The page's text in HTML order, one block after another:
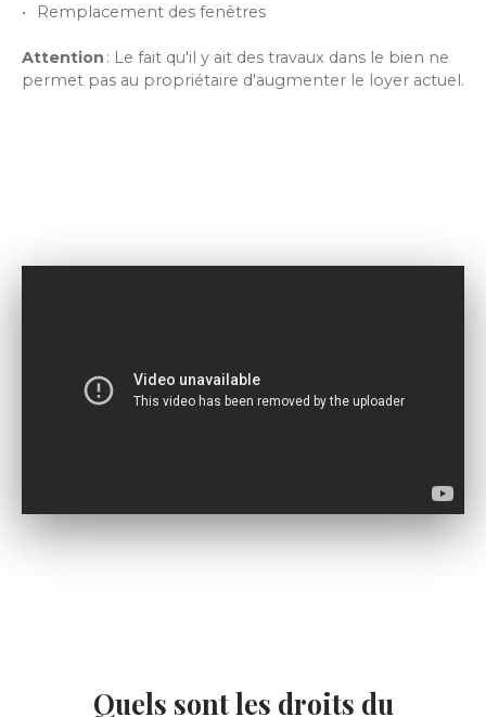
Remplacement des fenêtres
Attention : Le fait qu'il y ait des travaux dans le bien ne
permet pas au propriétaire d'augmenter le loyer actuel.
Quels sont les droits du